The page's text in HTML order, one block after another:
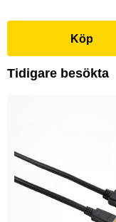
Köp
Tidigare besökta